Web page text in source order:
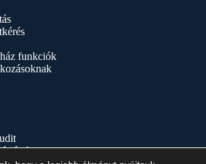
funkciók
árak